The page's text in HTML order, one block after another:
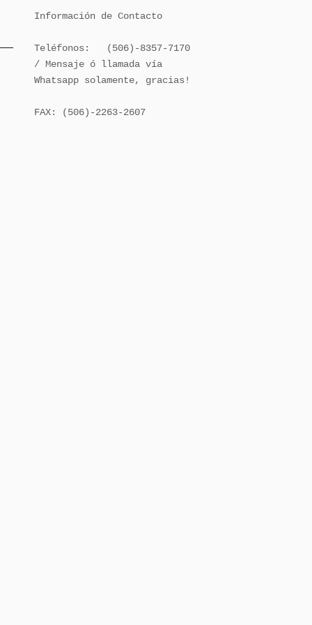
Información de Contacto
Teléfonos:   (506)-8357-7170
/ Mensaje ó llamada vía
Whatsapp solamente, gracias!
FAX: (506)-2263-2607